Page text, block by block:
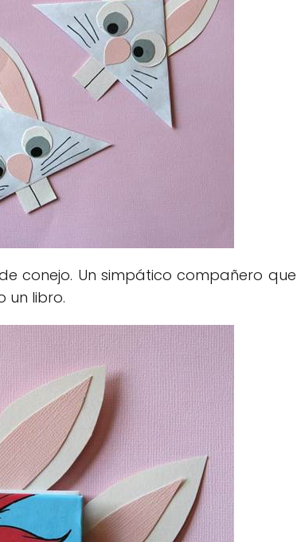
conejo. Un simpático compañero
un libro.